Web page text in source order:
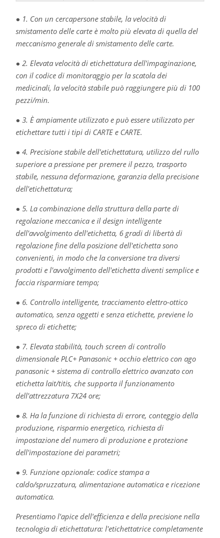
● 1. Con un cercapersone stabile, la velocità di
smistamento delle carte è molto più elevata di quella del
meccanismo generale di smistamento delle carte.
● 2. Elevata velocità di etichettatura dell'impaginazione,
con il codice di monitoraggio per la scatola dei
medicinali, la velocità stabile può raggiungere più di 100
pezzi/min.
● 3. È ampiamente utilizzato e può essere utilizzato per
etichettare tutti i tipi di CARTE e CARTE.
● 4. Precisione stabile dell'etichettatura, utilizzo del rullo
superiore a pressione per premere il pezzo, trasporto
stabile, nessuna deformazione, garanzia della precisione
dell'etichettatura;
● 5. La combinazione della struttura della parte di
regolazione meccanica e il design intelligente
dell'avvolgimento dell'etichetta, 6 gradi di libertà di
regolazione fine della posizione dell'etichetta sono
convenienti, in modo che la conversione tra diversi
prodotti e l'avvolgimento dell'etichetta diventi semplice e
faccia risparmiare tempo;
● 6. Controllo intelligente, tracciamento elettro-ottico
automatico, senza oggetti e senza etichette, previene lo
spreco di etichette;
● 7. Elevata stabilità, touch screen di controllo
dimensionale PLC+ Panasonic + occhio elettrico con ago
panasonic + sistema di controllo elettrico avanzato con
etichetta lait/titis, che supporta il funzionamento
dell'attrezzatura 7X24 ore;
● 8. Ha la funzione di richiesta di errore, conteggio della
produzione, risparmio energetico, richiesta di
impostazione del numero di produzione e protezione
dell'impostazione dei parametri;
● 9. Funzione opzionale: codice stampa a
caldo/spruzzatura, alimentazione automatica e ricezione
automatica.
Presentiamo l'apice dell'efficienza e della precisione nella
tecnologia di etichettatura: l'etichettatrice completamente